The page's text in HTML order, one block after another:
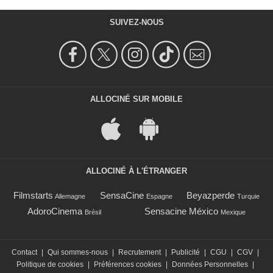
SUIVEZ-NOUS
ALLOCINÉ SUR MOBILE
ALLOCINÉ À L'ÉTRANGER
Filmstarts Allemagne SensaCine Espagne Beyazperde Turquie
AdoroCinema Brésil Sensacine México Mexique
Contact Qui sommes-nous Recrutement Publicité CGU CGV
Politique de cookies
Préférences cookies Données Personnelles